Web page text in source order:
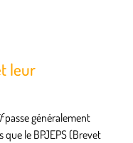
leur
passe généralement
que leBPJEPS (Brevet